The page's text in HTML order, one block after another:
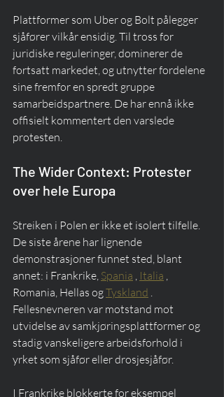
Plattformer som Uber og Bolt pålegger
sjåfører vilkår ensidig. Til tross for
juridiske reguleringer, dominerer de
fortsatt markedet, og utnytter fordelene
sine fremfor en spredt gruppe
samarbeidspartnere. De har ennå ikke
offisielt kommentert den varslede
protesten.
The Wider Context: Protester
over hele Europa
Streiken i Polen er ikke et isolert tilfelle.
De siste årene har lignende
demonstrasjoner funnet sted, blant
annet: i Frankrike, Spania , Italia ,
Romania, Hellas og Tyskland .
Fellesnevneren var motstand mot
utvidelse av samkjøringsplattformer og
stadig vanskeligere arbeidsforhold i
yrket som sjåfør eller drosjesjåfør.
I Frankrike blokkerte for eksempel